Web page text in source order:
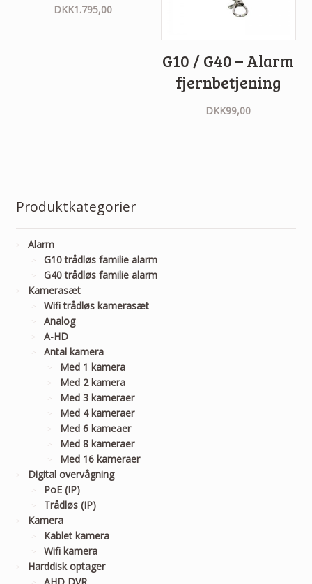
DKK1.795,00
G10 / G40 – Alarm
fjernbetjening
DKK99,00
Produktkategorier
Alarm
G10 trådløs familie alarm
G40 trådløs familie alarm
Kamerasæt
Wifi trådløs kamerasæt
Analog
A-HD
Antal kamera
Med 1 kamera
Med 2 kamera
Med 3 kameraer
Med 4 kameraer
Med 6 kameaer
Med 8 kameraer
Med 16 kameraer
Digital overvågning
PoE (IP)
Trådløs (IP)
Kamera
Kablet kamera
Wifi kamera
Harddisk optager